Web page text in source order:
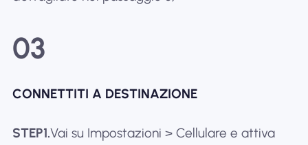
03
CONNETTITI A DESTINAZIONE
STEP1.Vai su Impostazioni > Cellulare e attiva